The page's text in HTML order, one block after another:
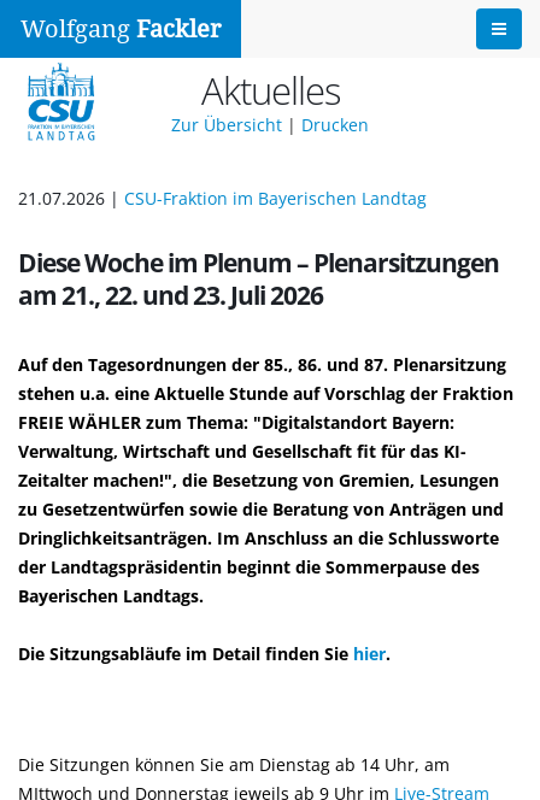
Wolfgang Fackler
Aktuelles
Zur Übersicht | Drucken
21.07.2026 | CSU-Fraktion im Bayerischen Landtag
Diese Woche im Plenum – Plenarsitzungen
am 21., 22. und 23. Juli 2026
Auf den Tagesordnungen der 85., 86. und 87. Plenarsitzung
stehen u.a. eine Aktuelle Stunde auf Vorschlag der Fraktion
FREIE WÄHLER zum Thema: "Digitalstandort Bayern:
Verwaltung, Wirtschaft und Gesellschaft fit für das KI-
Zeitalter machen!", die Besetzung von Gremien, Lesungen
zu Gesetzentwürfen sowie die Beratung von Anträgen und
Dringlichkeitsanträgen. Im Anschluss an die Schlussworte
der Landtagspräsidentin beginnt die Sommerpause des
Bayerischen Landtags.
Die Sitzungsabläufe im Detail finden Sie hier.
Die Sitzungen können Sie am Dienstag ab 14 Uhr, am
MIttwoch und Donnerstag jeweils ab 9 Uhr im Live-Stream